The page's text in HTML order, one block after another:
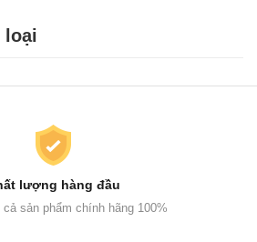
loại
lượng hàng đầu
sản phẩm chính hãng 100%